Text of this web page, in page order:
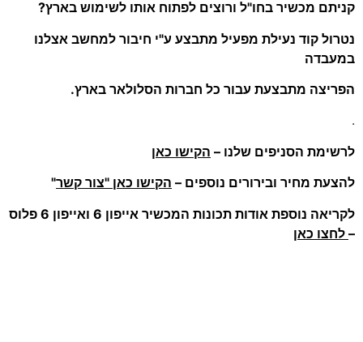
קניתם מכשיר בחו"ל ורוצים לפתוח אותו לשימוש בארץ?
נטרול קוד נעילת מפעיל מתבצע ע"י חיבור למחשב אצלנו
במעבדה
הפריצה מתבצעת עבור כל חברות הסלולאר בארץ.
.
לרשימת הסניפים שלנו – הקישו כאן
להצעת מחיר ובירורים נוספים – הקישו כאן "צור קשר"
לקריאה נוספת אודות תכונות המכשיר אייפון 6 ואייפון 6 פלוס
– לחצו כאן